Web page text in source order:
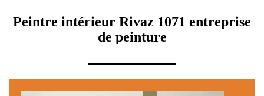
Peintre intérieur Rivaz 1071 entreprise
de peinture